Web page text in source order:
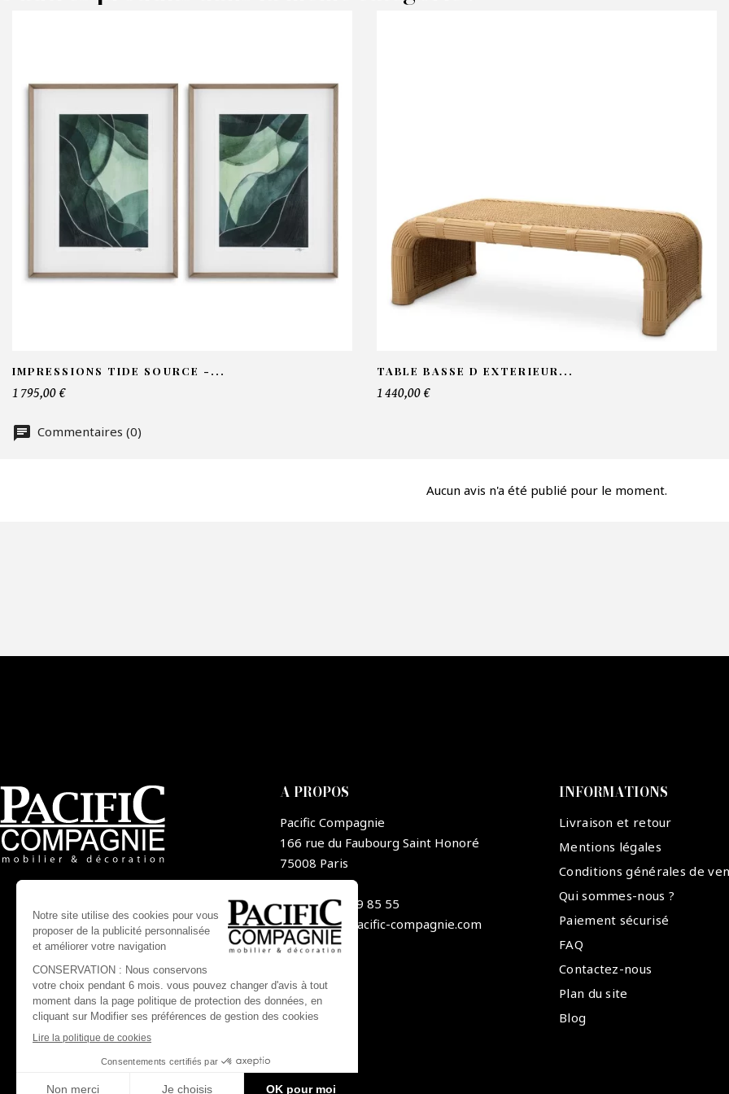
Telephone*
Nombre de produit*
IMPRESSIONS TIDE SOURCE -...
1 795,00 €
TABLE BASSE D EXTERIEUR...
1 440,00 €
Commentaires (0)
Aucun avis n'a été publié pour le moment.
A PROPOS
Pacific Compagnie
166 rue du Faubourg Saint Honoré
75008 Paris
France
+33 1 44 09 85 55
contact@pacific-compagnie.com
INFORMATIONS
Livraison et retour
Mentions légales
Conditions générales de
Qui sommes-nous ?
Paiement sécurisé
FAQ
Contactez-nous
Plan du site
Blog